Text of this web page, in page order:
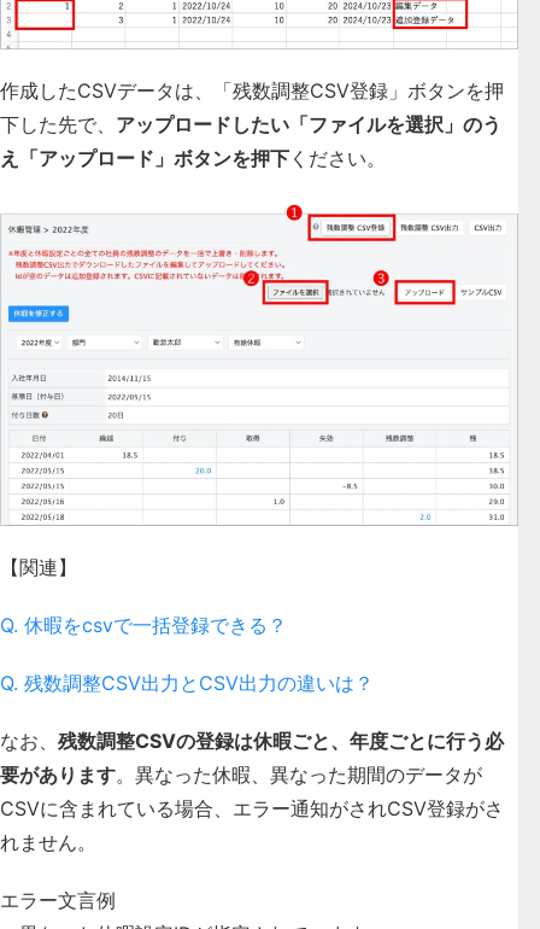
作成したCSVデータは、「残数調整CSV登録」ボタンを押
下した先で、 アップロードしたい「ファイルを選択」のう
え「アップロード」ボタンを押下 ください。
【関連】
Q. 休暇をcsvで一括登録できる？
Q. 残数調整CSV出力とCSV出力の違いは？
なお、 残数調整CSVの登録は休暇ごと、年度ごとに行う必
要があります。異なった休暇、異なった期間のデータが
CSVに含まれている場合、エラー通知がされCSV登録がさ
れません。
エラー文言例